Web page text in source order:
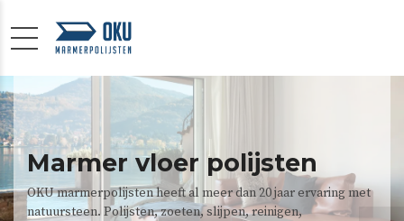
Marmer vloer polijsten
OKU marmerpolijsten heeft al meer dan 20 jaar ervaring met
natuursteen. Polijsten, zoeten, slijpen, reinigen,